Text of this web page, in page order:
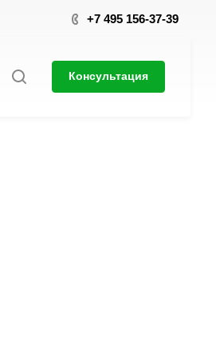
+7 495 156-37-39
Консультация